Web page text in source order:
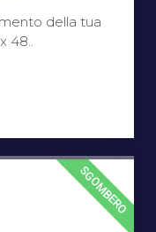
della tua
48..
SGOMBERO